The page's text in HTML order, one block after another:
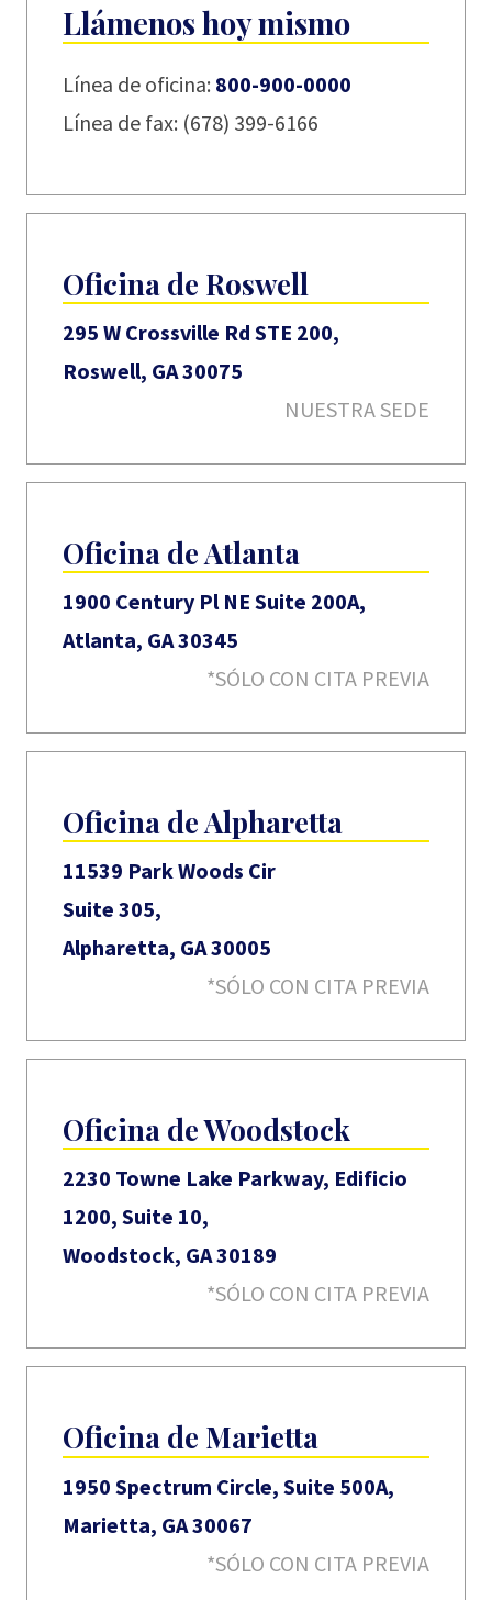
Llámenos hoy mismo
Línea de oficina: 800-900-0000
Línea de fax: (678) 399-6166
Oficina de Roswell
295 W Crossville Rd STE 200,
Roswell, GA 30075
NUESTRA SEDE
Oficina de Atlanta
1900 Century Pl NE Suite 200A,
Atlanta, GA 30345
*SÓLO CON CITA PREVIA
Oficina de Alpharetta
11539 Park Woods Cir
Suite 305,
Alpharetta, GA 30005
*SÓLO CON CITA PREVIA
Oficina de Woodstock
2230 Towne Lake Parkway, Edificio
1200, Suite 10,
Woodstock, GA 30189
*SÓLO CON CITA PREVIA
Oficina de Marietta
1950 Spectrum Circle, Suite 500A,
Marietta, GA 30067
*SÓLO CON CITA PREVIA